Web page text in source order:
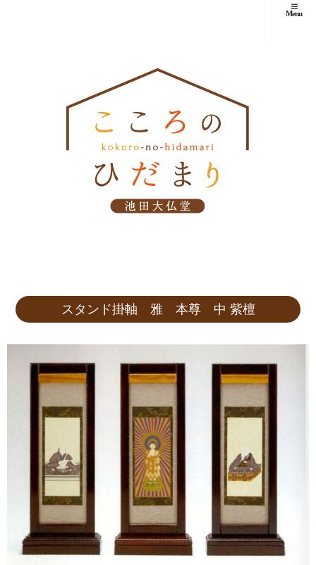
Menu
スタンド掛軸 雅 本尊 中 紫檀